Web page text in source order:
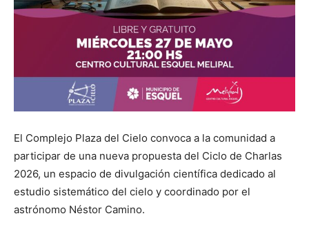
El Complejo Plaza del Cielo convoca a la comunidad a
participar de una nueva propuesta del Ciclo de Charlas
2026, un espacio de divulgación científica dedicado al
estudio sistemático del cielo y coordinado por el
astrónomo Néstor Camino.